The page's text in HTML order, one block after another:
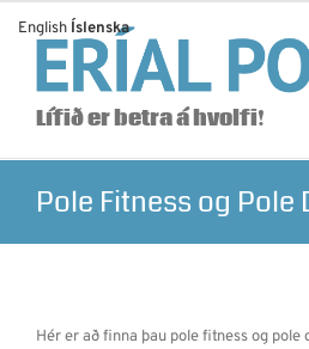
content
Lífið er betra á hvolfi!
Pole Fitness og Pole
Hér er að finna þau pole fitness og pole
English Íslenska